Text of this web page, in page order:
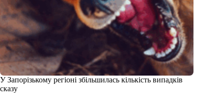
У Запорізькому регіоні збільшилась кількість випадків
сказу